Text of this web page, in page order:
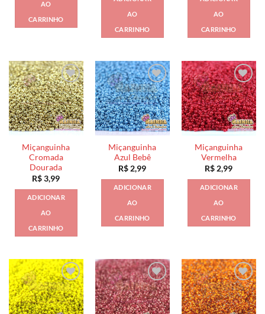
AO
CARRINHO
AO
CARRINHO
AO
CARRINHO
Miçanguinha
Cromada
Dourada
R$3,99
ADICIONAR
AO
CARRINHO
Miçanguinha
Azul Bebê
R$ 2,99
ADICIONAR
AO
CARRINHO
Miçanguinha
Vermelha
R$ 2,99
ADICIONAR
AO
CARRINHO